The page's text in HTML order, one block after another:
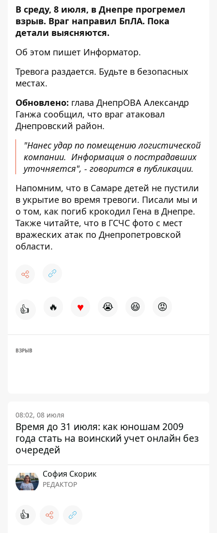
В среду, 8 июля, в Днепре прогремел
взрыв. Враг направил БпЛА. Пока
детали выясняются.
Об этом пишет Информатор.
Тревога раздается. Будьте в безопасных
местах.
Обновлено: глава ДнепрОВА Александр
Ганжа сообщил, что враг атаковал
Днепровский район.
"Нанес удар по помещению логистической
компании. Информация о пострадавших
уточняется", - говорится в публикации.
Напомним, что в Самаре детей не пустили
в укрытие во время тревоги. Писали мы и
о том, как погиб крокодил Гена в Днепре.
Также читайте, что в ГСЧС фото с мест
вражеских атак по Днепропетровской
области.
👍 🔥 ♥ 😭 😆 😡
ВЗРЫВ
08:02, 08 июля
Время до 31 июля: как юношам 2009
года стать на воинский учет онлайн без
очередей
София Скорик
РЕДАКТОР
👍